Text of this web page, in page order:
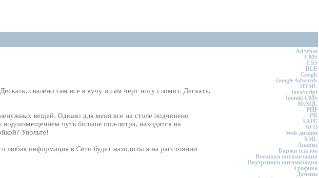
свалено там все в кучу и сам черт ногу сломит. Дескать,
вещей. Однако для меня все на столе подчинено
чуть больше пол-литра, находятся на
Увольте!
любая информация в Сети будет находиться на расстоянии
AdSense
CMS
CSS
DLE
Google
Google Adwords
HTML
JavaScript
Joomla CMS
MySQL
PHP
PR
SAPE
SEO
Web-дизайн
XML
Анализ
Биржи ссылок
Внешняя оптимизация
Внутренняя оптимизация
Графика
Домены